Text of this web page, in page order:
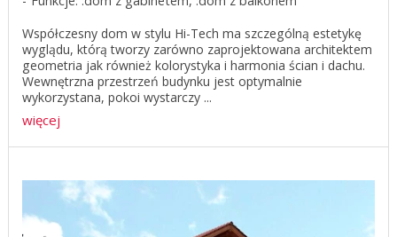
Współczesny dom w stylu Hi-Tech ma szczególną estetykę
wyglądu, którą tworzy zarówno zaprojektowana architektem
geometria jak również kolorystyka i harmonia ścian i dachu.
Wewnętrzna przestrzeń budynku jest optymalnie
wykorzystana, pokoi wystarczy ...
więcej